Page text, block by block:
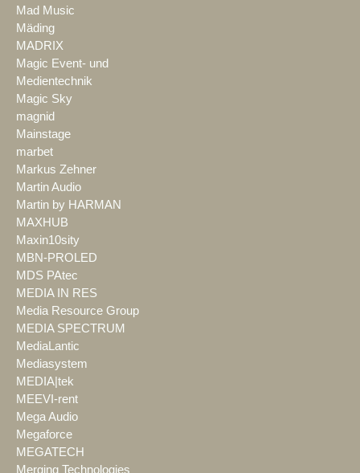
Mad Music
Mäding
MADRIX
Magic Event- und
Medientechnik
Magic Sky
magnid
Mainstage
marbet
Markus Zehner
Martin Audio
Martin by HARMAN
MAXHUB
Maxin10sity
MBN-PROLED
MDS PAtec
MEDIA IN RES
Media Resource Group
MEDIA SPECTRUM
MediaLantic
Mediasystem
MEDIA|tek
MEEVI-rent
Mega Audio
Megaforce
MEGATECH
Merging Technologies